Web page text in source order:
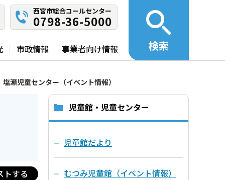
西宮市総合コールセンター
0798-36-5000
市政情報 事業者向け情報 検索
塩瀬児童センター（イベント情報）
トする
児童館・児童センター
児童館だより
むつみ児童館（イベント情報）